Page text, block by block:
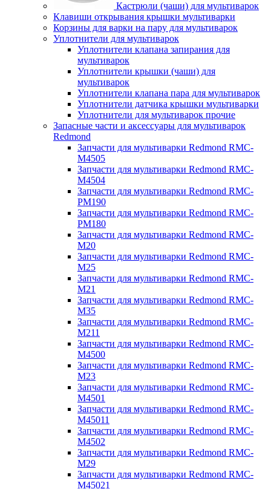
Кастрюли (чаши) для мультиварок
Клавиши открывания крышки мультиварки
Корзины для варки на пару для мультиварок
Уплотнители для мультиварок
Уплотнители клапана запирания для
мультиварок
Уплотнители крышки (чаши) для
мультиварок
Уплотнители клапана пара для мультиварок
Уплотнители датчика крышки мультиварки
Уплотнители для мультиварок прочие
Запасные части и аксессуары для мультиварок
Redmond
Запчасти для мультиварки Redmond RMC-
M4505
Запчасти для мультиварки Redmond RMC-
M4504
Запчасти для мультиварки Redmond RMC-
PM190
Запчасти для мультиварки Redmond RMC-
PM180
Запчасти для мультиварки Redmond RMC-
M20
Запчасти для мультиварки Redmond RMC-
M25
Запчасти для мультиварки Redmond RMC-
M21
Запчасти для мультиварки Redmond RMC-
M35
Запчасти для мультиварки Redmond RMC-
M211
Запчасти для мультиварки Redmond RMC-
M4500
Запчасти для мультиварки Redmond RMC-
M23
Запчасти для мультиварки Redmond RMC-
M4501
Запчасти для мультиварки Redmond RMC-
M45011
Запчасти для мультиварки Redmond RMC-
M4502
Запчасти для мультиварки Redmond RMC-
M29
Запчасти для мультиварки Redmond RMC-
M45021